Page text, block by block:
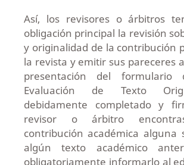
Así, los revisores o árbitros
obligación principal la revisión
y originalidad de la contribución
la revista y emitir sus pareceres
presentación del formulario
Evaluación de Texto
debidamente completado y
revisor o árbitro
contribución académica alguna
algún texto académico
obligatoriamente informarlo al